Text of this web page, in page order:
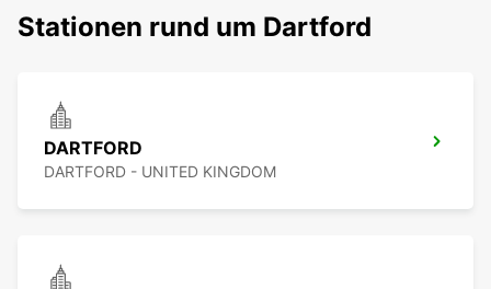
Stationen rund um Dartford
DARTFORD
DARTFORD - UNITED KINGDOM